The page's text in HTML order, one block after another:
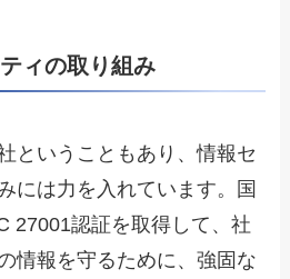
ィの取り組み
ということもあり、情報セ
には力を入れています。国
27001認証を取得して、社
情報を守るために、強固な